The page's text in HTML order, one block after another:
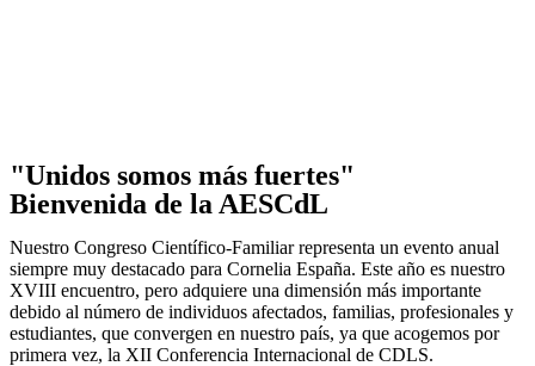
"Unidos somos más fuertes"
Bienvenida de la AESCdL
Nuestro Congreso Científico-Familiar representa un evento anual
siempre muy destacado para Cornelia España. Este año es nuestro
XVIII encuentro, pero adquiere una dimensión más importante
debido al número de individuos afectados, familias, profesionales y
estudiantes, que convergen en nuestro país, ya que acogemos por
primera vez, la XII Conferencia Internacional de CDLS.